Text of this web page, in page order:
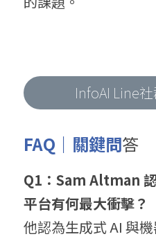
InfoAI Line
FAQ｜關鍵問答
Q1：Sam Altman
平台有何最大衝擊？
他認為生成式 AI 與